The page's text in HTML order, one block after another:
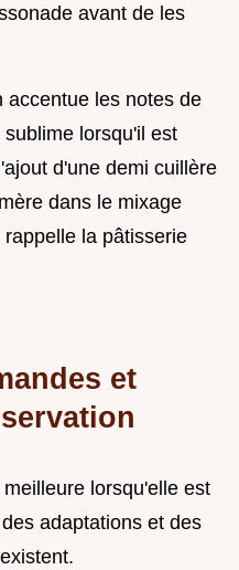
avant de les
accentue les notes de
lorsqu'il est
d'une demi cuillère
dans le mixage
la pâtisserie
et
lorsqu'elle est
adaptations et des